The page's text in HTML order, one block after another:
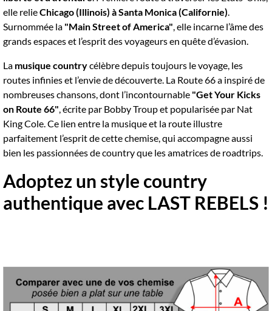
elle relieChicago (Illinois) à Santa Monica (Californie).
Surnommée la "Main Street of America", elle incarne l’âme des
grands espaces et l’esprit des voyageurs en quête d’évasion.
La musique countrycélèbre depuis toujours le voyage, les
routes infinies et l’envie de découverte. La Route 66 a inspiré de
nombreuses chansons, dont l’incontournable "Get Your Kicks
on Route 66", écrite par Bobby Troup et popularisée par Nat
King Cole. Ce lien entre la musique et la route illustre
parfaitement l’esprit de cette chemise, qui accompagne aussi
bien les passionnées de country que les amatrices de roadtrips.
Adoptez un style country
authentique avec LAST REBELS !